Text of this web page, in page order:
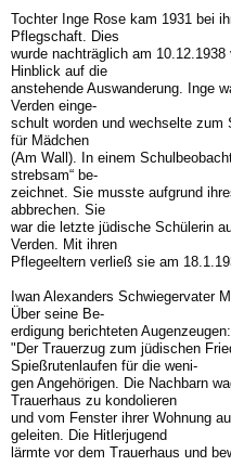
Tochter Inge Rose kam 1931 bei
Pflegschaft. Dies
wurde nachträglich am
Hinblick auf die
anstehende Auswanderung. Inge
Verden einge-
schult worden und wechselte zum
für Mädchen
(Am Wall). In einem
strebsam“ be-
zeichnet. Sie musste aufgrund
abbrechen. Sie
war die letzte jüdische Schülerin
Verden. Mit ihren
Pflegeeltern verließ sie am
Iwan Alexanders Schwiegervater
Über seine Be-
erdigung berichteten Augenzeugen:
"Der Trauerzug zum jüdischen
Spießrutenlaufen für die weni-
gen Angehörigen. Die Nachbarn
Trauerhaus zu kondolieren
und vom Fenster ihrer Wohnung
geleiten. Die Hitlerjugend
lärmte vor dem Trauerhaus und